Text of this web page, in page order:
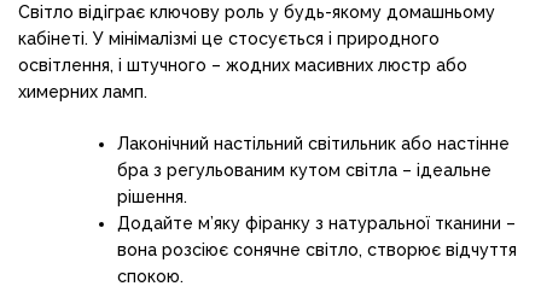
Світло відіграє ключову роль у будь-якому домашньому
кабінеті. У мінімалізмі це стосується і природного
освітлення, і штучного – жодних масивних люстр або
химерних ламп.
Лаконічний настільний світильник або настінне
бра з регульованим кутом світла – ідеальне
рішення.
Додайте м’яку фіранку з натуральної тканини –
вона розсіює сонячне світло, створює відчуття
спокою.